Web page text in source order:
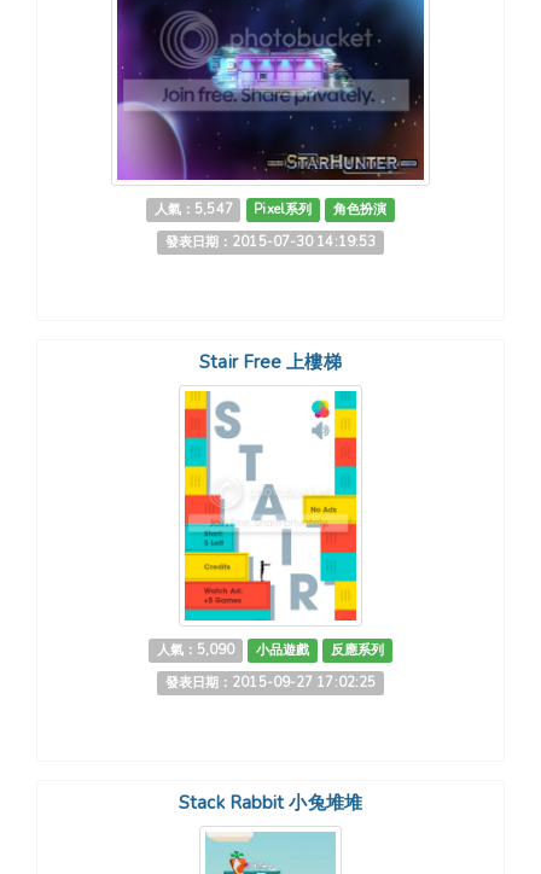
人氣：5,547 Pixel系列
角色扮演
發表日期：2015-07-30 14:19:53
Stair Free 上樓梯
人氣：5,090 小品遊戲
反應系列
發表日期：2015-09-27 17:02:25
Stack Rabbit 小兔堆堆